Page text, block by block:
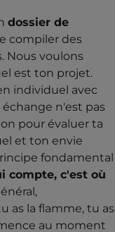
dossier de
compiler des
Nous voulons
est ton projet.
individuel avec
n'est pas
pour évaluer ta
et ton envie
fondamental
compte, c'est où
as la flamme, tu as
au moment